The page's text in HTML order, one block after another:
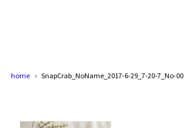
home SnapCrab_NoName_2017-6-29_7-20-7_No-00